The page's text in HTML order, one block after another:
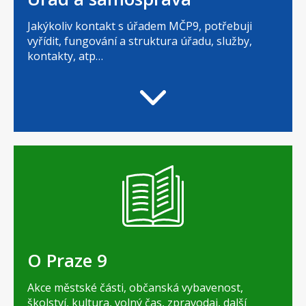
Jakýkoliv kontakt s úřadem MČP9, potřebuji
vyřídit, fungování a struktura úřadu, služby,
kontakty, atp…
O Praze 9
Akce městské části, občanská vybavenost,
školství, kultura, volný čas, zpravodaj, další